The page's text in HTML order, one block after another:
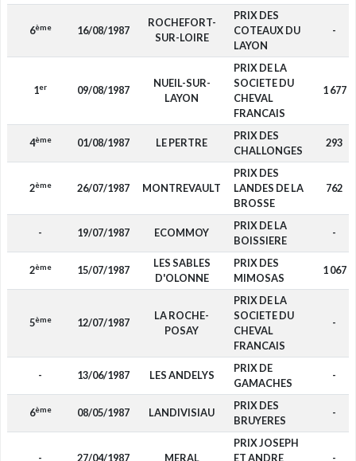
6ème 16/08/1987
ROCHEFORT-
SUR-LOIRE
PRIX DES
COTEAUX DU
LAYON
-
1er 09/08/1987
NUEIL-SUR-
LAYON
PRIX DE LA
SOCIETE DU
CHEVAL
FRANCAIS
1 677
4ème 01/08/1987 LE PERTRE
PRIX DES
CHALLONGES
293
2ème 26/07/1987 MONTREVAULT
PRIX DES
LANDES DE LA
BROSSE
762
- 19/07/1987 ECOMMOY
PRIX DE LA
BOISSIERE
-
2ème 15/07/1987
LES SABLES
D'OLONNE
PRIX DES
MIMOSAS
1 067
5ème 12/07/1987
LA ROCHE-
POSAY
PRIX DE LA
SOCIETE DU
CHEVAL
FRANCAIS
-
- 13/06/1987 LES ANDELYS
PRIX DE
GAMACHES
-
6ème 08/05/1987 LANDIVISIAU
PRIX DES
BRUYERES
-
- 27/04/1987 MERAL
PRIX JOSEPH
ET ANDRE
-